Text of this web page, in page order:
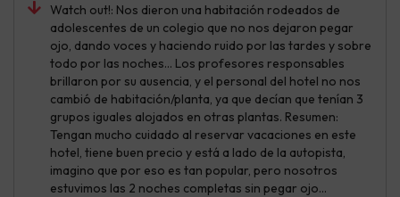
Watch out!: Nos dieron una habitación rodeados de
adolescentes de un colegio que no nos dejaron pegar
ojo, dando voces y haciendo ruido por las tardes y sobre
todo por las noches... Los profesores responsables
brillaron por su ausencia, y el personal del hotel no nos
cambió de habitación/planta, ya que decían que tenían 3
grupos iguales alojados en otras plantas. Resumen:
Tengan mucho cuidado al reservar vacaciones en este
hotel, tiene buen precio y está a lado de la autopista,
imagino que por eso es tan popular, pero nosotros
estuvimos las 2 noches completas sin pegar ojo...